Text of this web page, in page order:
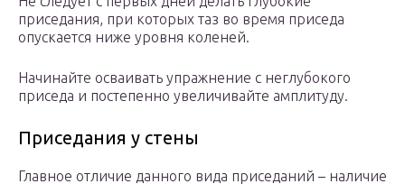
приседания, при которых таз во время приседа
опускается ниже уровня коленей.
Начинайте осваивать упражнение с неглубокого
приседа и постепенно увеличивайте амплитуду.
Приседания у стены
Главное отличие данного вида приседаний – наличие